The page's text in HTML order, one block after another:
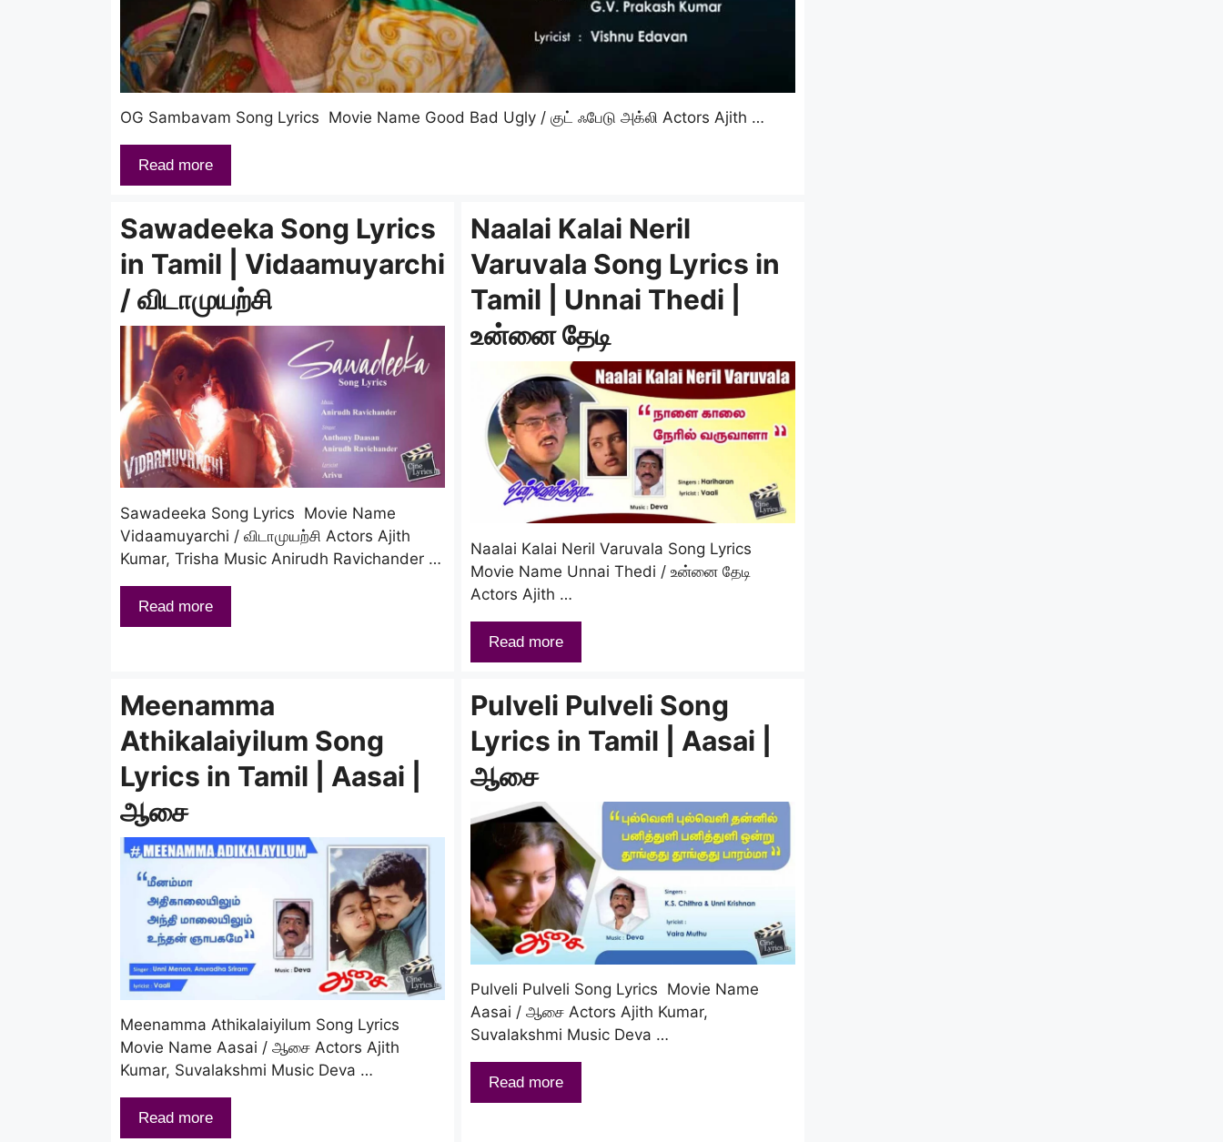
OG Sambavam Song Lyrics Movie Name Good Bad Ugly / குட் ஃபேடு அக்லி Actors Ajith …
Read more
Sawadeeka Song Lyrics
in Tamil | Vidaamuyarchi
/ விடாமுயற்சி
Sawadeeka Song Lyrics Movie Name
Vidaamuyarchi / விடாமுயற்சி Actors Ajith
Kumar, Trisha Music Anirudh Ravichander …
Read more
Naalai Kalai Neril
Varuvala Song Lyrics in
Tamil | Unnai Thedi |
உன்னை தேடி
Naalai Kalai Neril Varuvala Song Lyrics
Movie Name Unnai Thedi / உன்னை தேடி
Actors Ajith …
Read more
Meenamma
Athikalaiyilum Song
Lyrics in Tamil | Aasai |
ஆசை
Meenamma Athikalaiyilum Song Lyrics
Movie Name Aasai / ஆசை Actors Ajith
Kumar, Suvalakshmi Music Deva …
Read more
Pulveli Pulveli Song
Lyrics in Tamil | Aasai |
ஆசை
Pulveli Pulveli Song Lyrics Movie Name
Aasai / ஆசை Actors Ajith Kumar,
Suvalakshmi Music Deva …
Read more